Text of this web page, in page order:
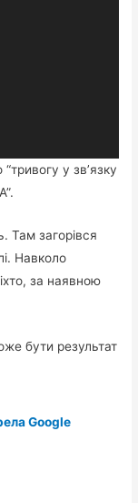
у зв’язку
Там загорівся
Навколо
за наявною
бути результат
Google